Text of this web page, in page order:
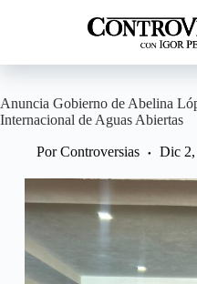
Anuncia Gobierno de Abelina
Internacional de Aguas Abiertas
Por Controversias Dic